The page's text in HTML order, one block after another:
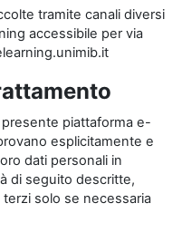
tramite canali diversi
accessibile per via
piattaforma e-
esplicitamente e
dati personali in
di seguito descritte,
solo se necessaria